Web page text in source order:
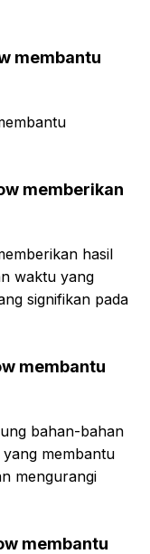
membantu
memberikan
hasil
waktu yang
signifikan pada
membantu
bahan-bahan
membantu
mengurangi
membantu